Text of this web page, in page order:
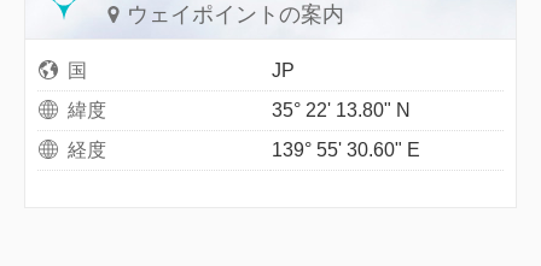
ウェイポイントの案内
国
JP
緯度
35° 22' 13.80" N
経度
139° 55' 30.60" E